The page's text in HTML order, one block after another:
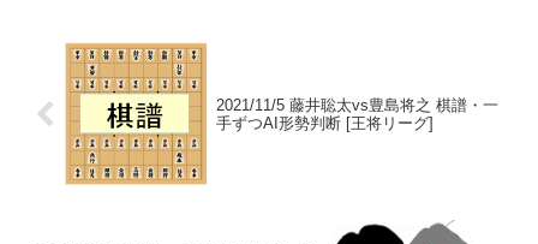
2021/11/5 藤井聡太vs豊島将之 棋譜・一
手ずつAI形勢判断 [王将リーグ]